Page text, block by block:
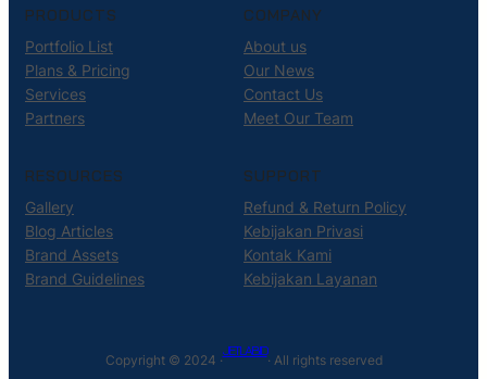
PRODUCTS
Portfolio List
Plans & Pricing
Services
Partners
COMPANY
About us
Our News
Contact Us
Meet Our Team
RESOURCES
Gallery
Blog Articles
Brand Assets
Brand Guidelines
SUPPORT
Refund & Return Policy
Kebijakan Privasi
Kontak Kami
Kebijakan Layanan
Copyright © 2024 ·
JETLAB.ID
· All rights reserved